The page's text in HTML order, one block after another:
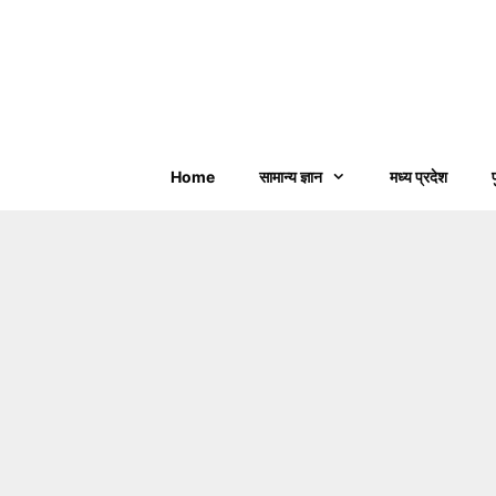
Home सामान्य ज्ञान मध्य प्रदेश